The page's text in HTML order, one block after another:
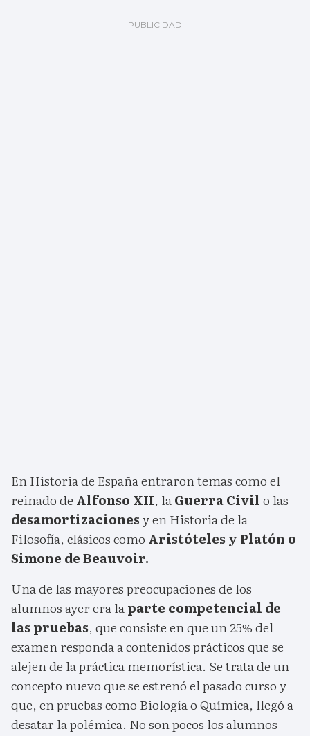
En Historia de España entraron temas como el
reinado de Alfonso XII, laGuerra Civilo las
desamortizacionesy en Historia de la
Filosofía, clásicos como Aristóteles y Platón o
Simone de Beauvoir.
Una de las mayores preocupaciones de los
alumnos ayer era laparte competencial de
las pruebas, que consiste en que un 25% del
examen responda a contenidos prácticos que se
alejen de la práctica memorística. Se trata de un
concepto nuevo que se estrenó el pasado curso y
que, en pruebas como Biología o Química, llegó a
desatar la polémica. No son pocos los alumnos